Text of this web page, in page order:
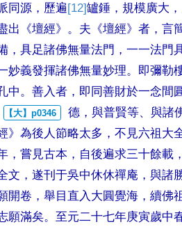
同源 ， 歷遍[12]罏錘 ， 規模廣大 ，
出 《壇經》。 夫 《壇經》者 ，言
，具足諸佛無量法門 ，一一法門
妙義發揮諸佛無量妙理。 即彌勒
中 。善入者 ， 即同善財於一念間
德 ，與普賢等、與諸
》為後人節略太多 ，不見六祖大
，嘗見古本 ， 自後遍求三十餘載
文 ，遂刊于吳中休休禪庵 ，與諸
開卷 ，舉目直入大圓覺海 ，續佛
願滿矣。至元二十七年庚寅歲中